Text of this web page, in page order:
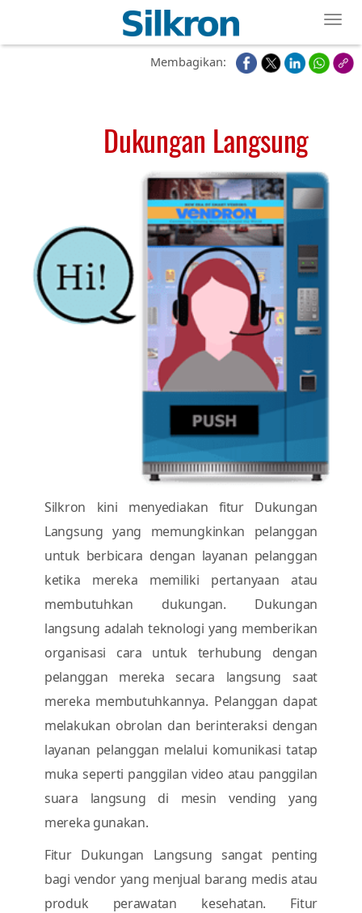
Membagikan:
Dukungan Langsung
Silkron kini menyediakan fitur Dukungan
Langsung yang memungkinkan pelanggan
untuk berbicara dengan layanan pelanggan
ketika mereka memiliki pertanyaan atau
membutuhkan dukungan. Dukungan
langsung adalah teknologi yang memberikan
organisasi cara untuk terhubung dengan
pelanggan mereka secara langsung saat
mereka membutuhkannya. Pelanggan dapat
melakukan obrolan dan berinteraksi dengan
layanan pelanggan melalui komunikasi tatap
muka seperti panggilan video atau panggilan
suara langsung di mesin vending yang
mereka gunakan.
Fitur Dukungan Langsung sangat penting
bagi vendor yang menjual barang medis atau
produk perawatan kesehatan. Fitur